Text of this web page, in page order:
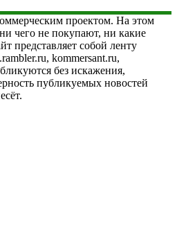
проектом. На этом
чего не покупают, ни какие
представляет собой ленту
kommersant.ru,
без искажения,
публикуемых новостей